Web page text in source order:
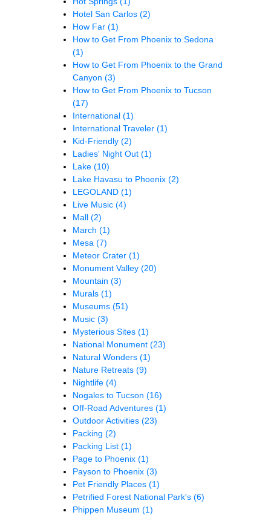
Hotel San Carlos (2)
How Far (1)
How to Get From Phoenix to Sedona
(1)
How to Get From Phoenix to the Grand
Canyon (3)
How to Get From Phoenix to Tucson
(17)
International (1)
International Traveler (1)
Kid-Friendly (2)
Ladies' Night Out (1)
Lake (10)
Lake Havasu to Phoenix (2)
LEGOLAND (1)
Live Music (4)
Mall (2)
March (1)
Mesa (7)
Meteor Crater (1)
Monument Valley (20)
Mountain (3)
Murals (1)
Museums (51)
Music (3)
Mysterious Sites (1)
National Monument (23)
Natural Wonders (1)
Nature Retreats (9)
Nightlife (4)
Nogales to Tucson (16)
Off-Road Adventures (1)
Outdoor Activities (23)
Packing (2)
Packing List (1)
Page to Phoenix (1)
Payson to Phoenix (3)
Pet Friendly Places (1)
Petrified Forest National Park's (6)
Phippen Museum (1)